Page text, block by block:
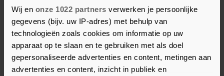
Wij en onze 1022 partners verwerken je persoonlijke
gegevens (bijv. uw IP-adres) met behulp van
technologieën zoals cookies om informatie op uw
apparaat op te slaan en te gebruiken met als doel
gepersonaliseerde advertenties en content, metingen aan
advertenties en content, inzicht in publiek en
Meer uit Middelburg
Gemeente in gesprek met Witte
Kruis over toekomst
ambulancezorg in Veere